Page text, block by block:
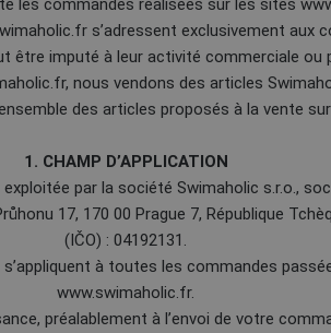
s’adressent exclusivement aux
être imputé à leur activité commerciale ou
nous vendons des articles
des articles proposés à la vente
1. CHAMP D’APPLICATION
par la société Swimaholic s.r.o.,
17, 170 00 Prague 7, République
(IČO) : 04192131.
à toutes les commandes
www.swimaholic.fr.
préalablement à l’envoi de votre